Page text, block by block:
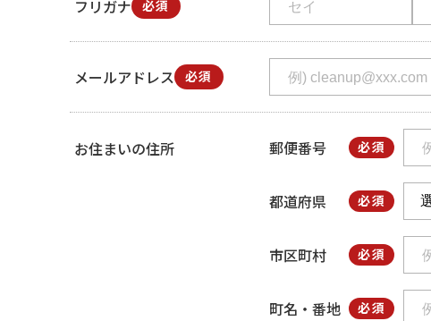
フリガナ 必須
メールアドレス 必須
お住まいの住所 郵便番号 必須
都道府県 必須
市区町村 必須
町名・番地 必須